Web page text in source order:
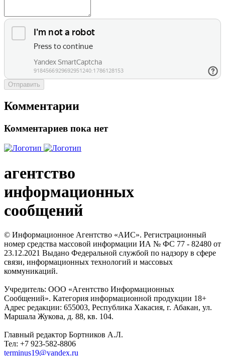
Отправить
Комментарии
Комментариев пока нет
агентство
информационных
сообщений
© Информационное Агентство «АИС». Регистрационный
номер средства массовой информации ИА № ФС 77 - 82480 от
23.12.2021 Выдано Федеральной службой по надзору в сфере
связи, информационных технологий и массовых
коммуникаций.
Учредитель: ООО «Агентство Информационных
Сообщений». Категория информационной продукции 18+
Адрес редакции: 655003, Республика Хакасия, г. Абакан, ул.
Маршала Жукова, д. 88, кв. 104.
Главный редактор Бортников А.Л.
Тел: +7 923-582-8806
terminus19@yandex.ru